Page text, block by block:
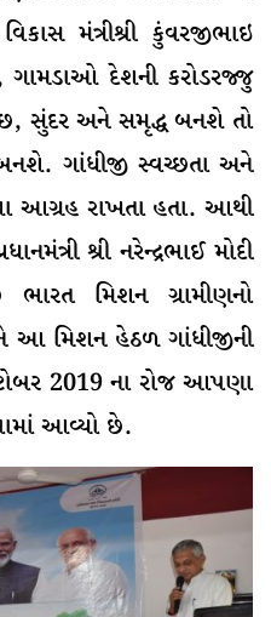
મંત્રીશ્રી કુંવરજીભાઇ
દેશની કરોડરજ્જુ
સુંદર અને સમૃદ્ધ બનશે તો
ગાંધીજી સ્વચ્છતા અને
આગ્રહ રાખતા હતા. આથી
શ્રી નરેન્દ્રભાઈ મોદી
ભારત મિશન ગ્રામીણનો
મિશન હેઠળ ગાંધીજીની
2019 ના રોજ આપણા
આવ્યો છે.